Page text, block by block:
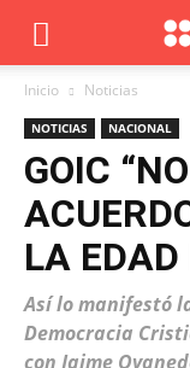
Inicio Noticias
NOTICIAS NACIONAL
GOIC
LA
Así lo manifestó
Democracia
con Jaime